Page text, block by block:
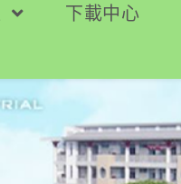
下載中心